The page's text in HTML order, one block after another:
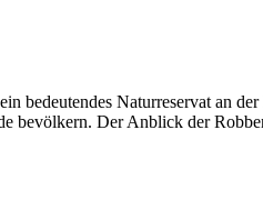
bedeutendes Naturreservat an
bevölkern. Der Anblick der